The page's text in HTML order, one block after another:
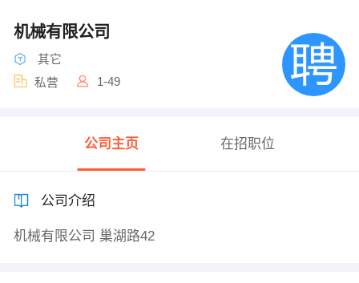
机械有限公司
其它
私营
1-49
公司主页 在招职位
公司介绍
机械有限公司 巢湖路42